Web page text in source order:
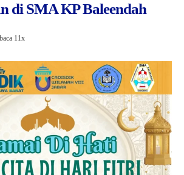
di SMA KP Baleendah
11x